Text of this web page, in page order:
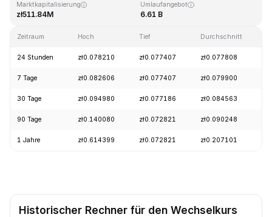
Marktkapitalisierung
zł511.84M
Umlaufangebot
6.61 B
Zeitraum Hoch Tief Durchschnitt
24 Stunden zł0.078210 zł0.077407 zł0.077808
7 Tage zł0.082606 zł0.077407 zł0.079900
30 Tage zł0.094980 zł0.077186 zł0.084563
90 Tage zł0.140080 zł0.072821 zł0.090248
1 Jahre zł0.614399 zł0.072821 zł0.207101
Historischer Rechner für den Wechselkurs